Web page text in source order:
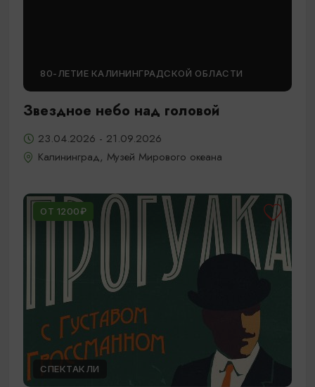
80-ЛЕТИЕ КАЛИНИНГРАДСКОЙ ОБЛАСТИ
Звездное небо над головой
23.04.2026 - 21.09.2026
Калининград, Музей Мирового океана
ОТ 1200₽
СПЕКТАКЛИ